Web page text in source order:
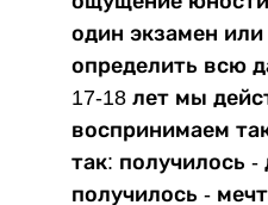
один экзамен
определить всю
17-18 лет мы
воспринимаем
так: получилось
получилось -